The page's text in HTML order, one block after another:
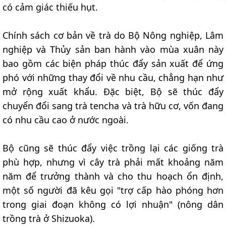
có cảm giác thiếu hụt.
Chính sách cơ bản về trà do Bộ Nông nghiệp, Lâm
nghiệp và Thủy sản ban hành vào mùa xuân này
bao gồm các biện pháp thúc đẩy sản xuất để ứng
phó với những thay đổi về nhu cầu, chẳng hạn như
mở rộng xuất khẩu. Đặc biệt, Bộ sẽ thúc đẩy
chuyển đổi sang trà tencha và trà hữu cơ, vốn đang
có nhu cầu cao ở nước ngoài.
Bộ cũng sẽ thúc đẩy việc trồng lại các giống trà
phù hợp, nhưng vì cây trà phải mất khoảng năm
năm để trưởng thành và cho thu hoạch ổn định,
một số người đã kêu gọi "trợ cấp hào phóng hơn
trong giai đoạn không có lợi nhuận" (nông dân
trồng trà ở Shizuoka).